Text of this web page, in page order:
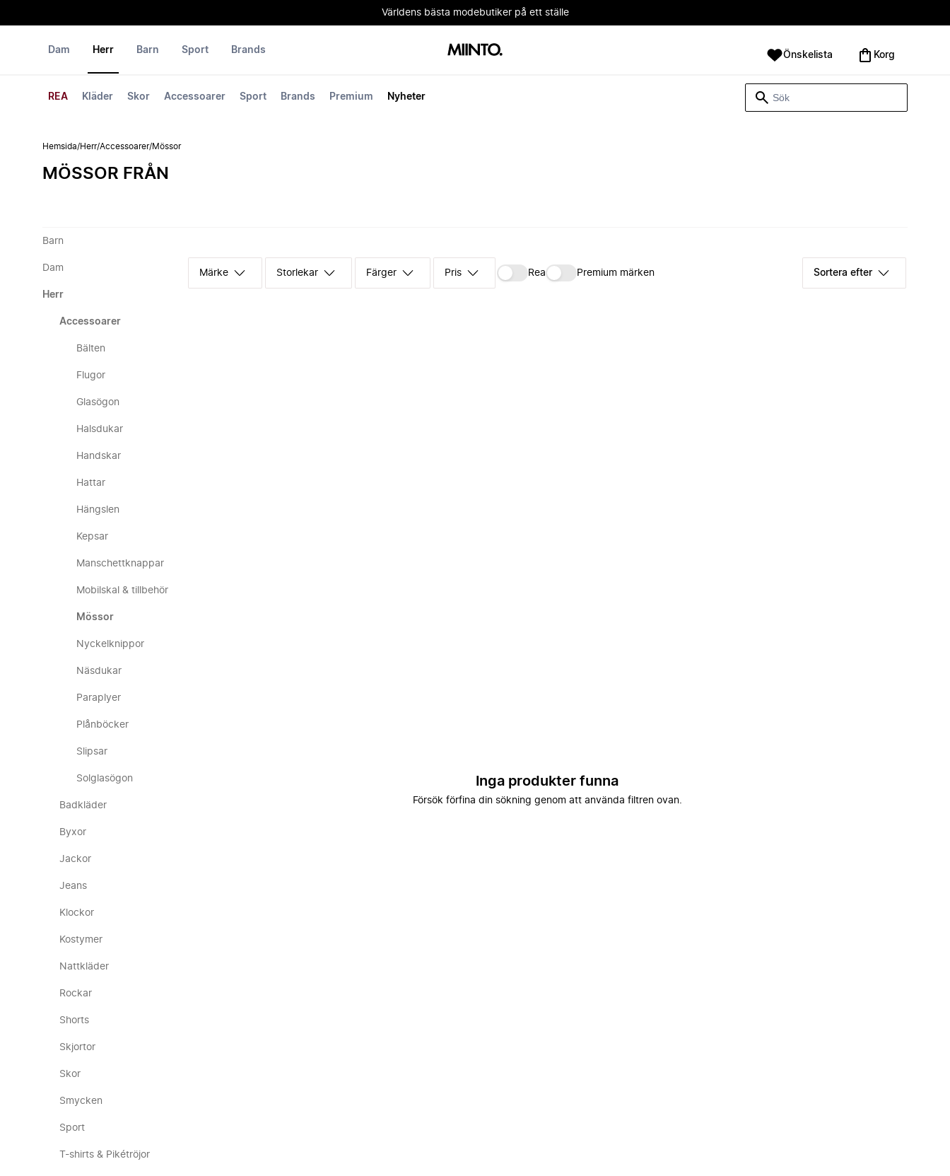
Världens bästa modebutiker på ett ställe
Dam Herr
REA Kläder Skor Accessoarer Sport Brands Premium Nyheter
Barn Sport Brands Önskelista Korg
Hemsida/Herr/Accessoarer/Mössor
MÖSSOR FRÅN
Barn
Dam
Herr
Accessoarer
Bälten
Flugor
Glasögon
Halsdukar
Handskar
Hattar
Hängslen
Kepsar
Manschettknappar
Mobilskal & tillbehör
Mössor
Nyckelknippor
Näsdukar
Paraplyer
Plånböcker
Slipsar
Solglasögon
Badkläder
Byxor
Jackor
Jeans
Klockor
Kostymer
Nattkläder
Rockar
Shorts
Skjortor
Skor
Smycken
Sport
T-shirts & Pikétröjor
Märke Storlekar Färger Pris Rea Premium märken Sortera efter
Inga produkter funna
Försök förfina din sökning genom att använda filtren ovan.